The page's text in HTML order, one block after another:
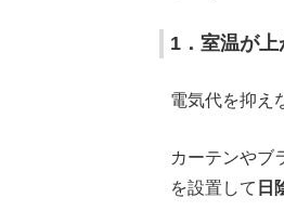
1．室温が上
電気代を抑え
カーテンやブ
を設置して 日